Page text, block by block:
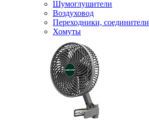
Шумоглушители
Воздуховод
Переходники, соединители
Хомуты